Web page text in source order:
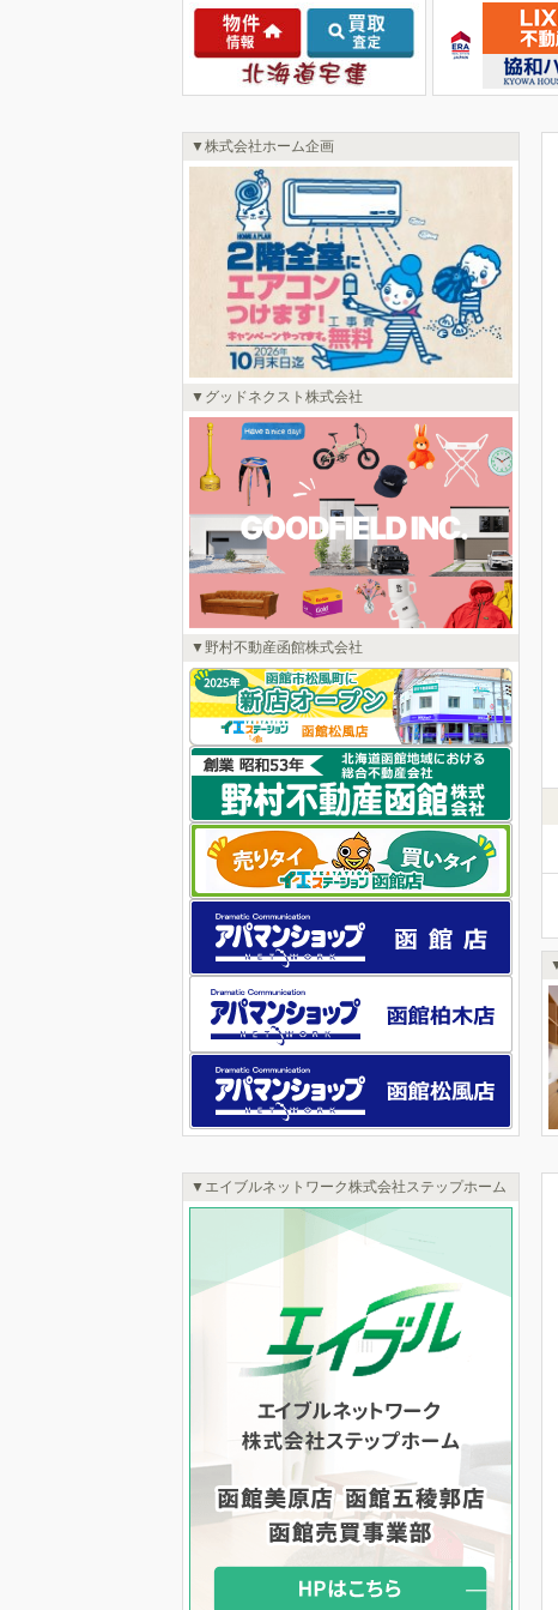
株式会社ホーム企画
グッドネクスト株式会社
野村不動産函館株式会社
エイブルネットワーク株式会社ステップホーム